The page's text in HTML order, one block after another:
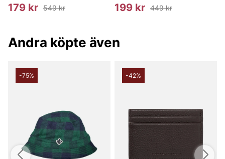
179 kr 549 kr 199 kr 449 kr
Andra köpte även
-75% -42%